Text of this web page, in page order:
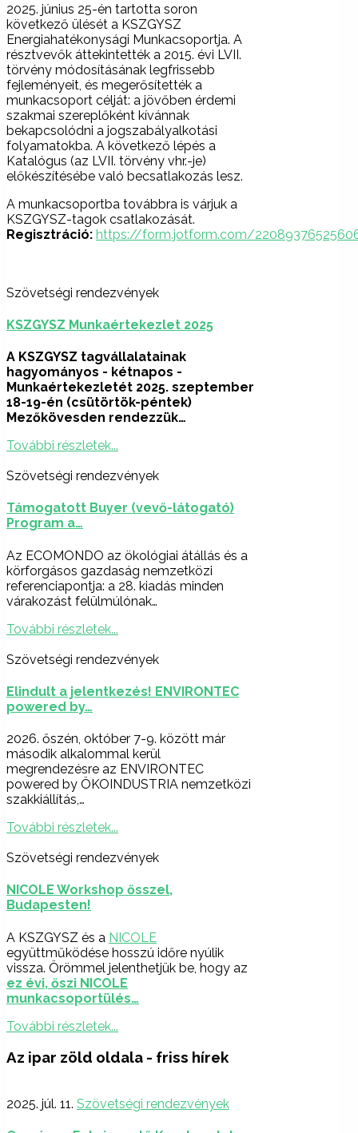
2025. június 25-én tartotta soron
következő ülését a KSZGYSZ
Energiahatékonysági Munkacsoportja. A
résztvevők áttekintették a 2015. évi LVII.
törvény módosításának legfrissebb
fejleményeit, és megerősítették a
munkacsoport célját: a jövőben érdemi
szakmai szereplőként kívánnak
bekapcsolódni a jogszabályalkotási
folyamatokba. A következő lépés a
Katalógus (az LVII. törvény vhr.-je)
előkészítésébe való becsatlakozás lesz.
A munkacsoportba továbbra is várjuk a
KSZGYSZ-tagok csatlakozását.
Regisztráció: https://form.jotform.com/
Szövetségi rendezvények
KSZGYSZ Munkaértekezlet 2025
A KSZGYSZ tagvállalatainak
hagyományos - kétnapos -
Munkaértekezletét 2025. szeptember
18-19-én (csütörtök-péntek)
Mezőkövesden rendezzük…
További részletek...
Szövetségi rendezvények
Támogatott Buyer (vevő-látogató)
Program a…
Az ECOMONDO az ökológiai átállás és a
körforgásos gazdaság nemzetközi
referenciapontja: a 28. kiadás minden
várakozást felülmúlónak…
További részletek...
Szövetségi rendezvények
Elindult a jelentkezés! ENVIRONTEC
powered by…
2026. őszén, október 7-9. között már
második alkalommal kerül
megrendezésre az ENVIRONTEC
powered by ÖKOINDUSTRIA nemzetközi
szakkiállítás,…
További részletek...
Szövetségi rendezvények
NICOLE Workshop ősszel,
Budapesten!
A KSZGYSZ és a NICOLE
együttműködése hosszú időre nyúlik
vissza. Örömmel jelenthetjük be, hogy az
ez évi, őszi NICOLE
munkacsoportülés…
További részletek...
Az ipar zöld oldala - friss hírek
2025. júl. 11. Szövetségi rendezvények